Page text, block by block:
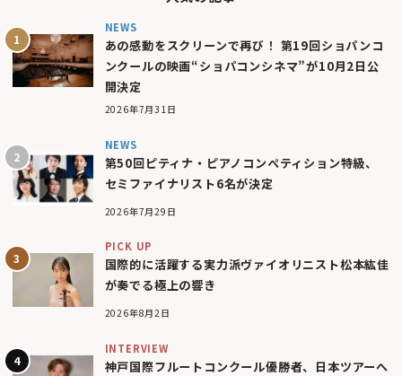
NEWS
あの感動をスクリーンで再び！ 第19回ショパンコ
ンクールの映画“ショパコンシネマ”が10月2日公
開決定
2026年7月31日
NEWS
第50回ピティナ・ピアノコンペティション特級、
セミファイナリスト6名が決定
2026年7月29日
PICK UP
国際的に活躍する実力派ヴァイオリニスト松本紘佳
が奏でる極上の響き
2026年8月2日
INTERVIEW
神戸国際フルートコンクール優勝者、日本ツアーへ